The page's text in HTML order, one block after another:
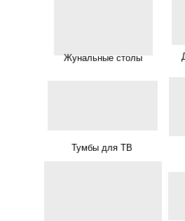
Тумбы для ТВ
Жунальные столы